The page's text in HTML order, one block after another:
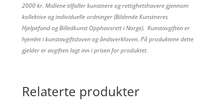
2000 kr. Midlene tilfaller kunstnere og rettighetshavere gjennom
kollektive og individuelle ordninger (Bildende Kunstneres
Hjelpefond og Billedkunst Opphavsrett i Norge). Kunstavgiften er
hjemlet i kunstavgiftsloven og åndsverkloven. På produktene dette
gjelder er avgiften lagt inn i prisen for produktet.
Relaterte produkter